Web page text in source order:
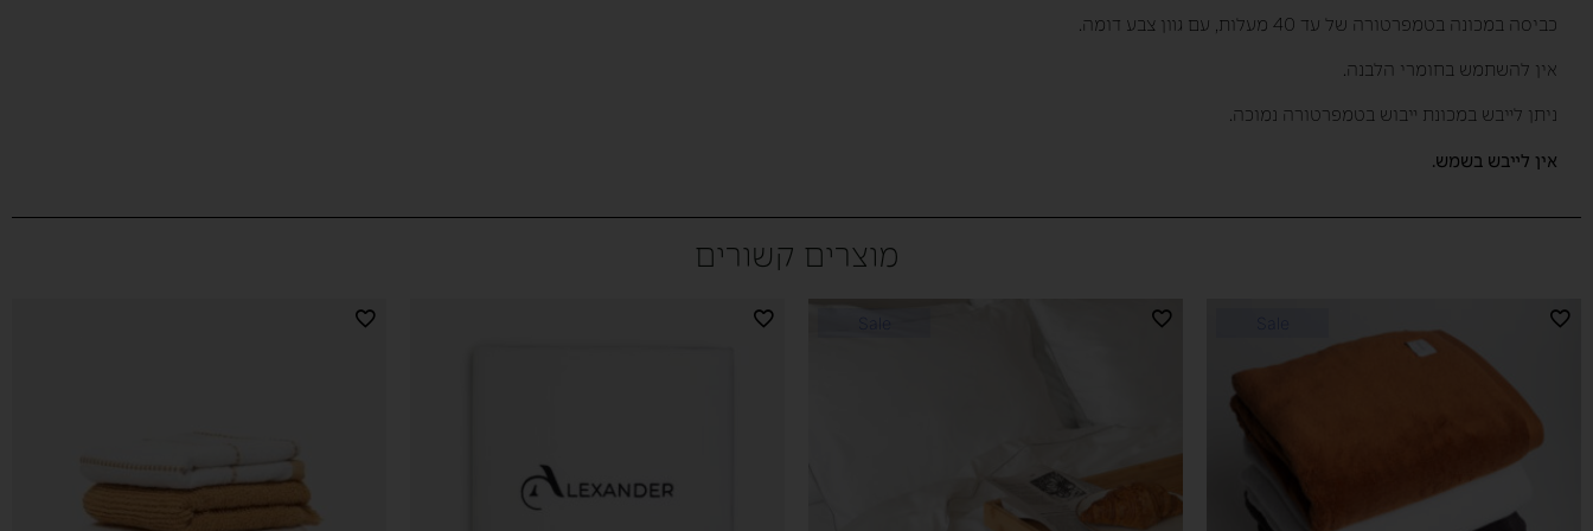
כביסה במכונה בטמפרטורה של עד 40 מעלות, עם גוון צבע דומה.
אין להשתמש בחומרי הלבנה.
ניתן לייבש במכונת ייבוש בטמפרטורה נמוכה.
אין לייבש בשמש.
מוצרים קשורים